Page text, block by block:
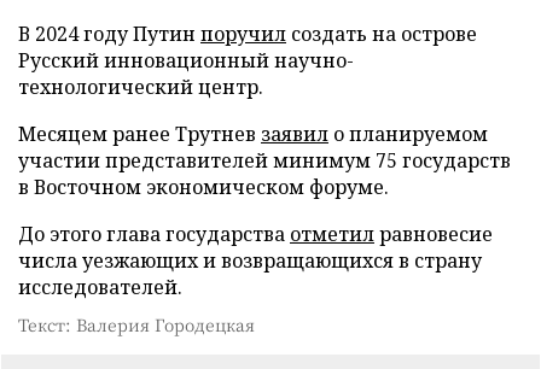
В 2024 году Путин поручил создать на острове
Русский инновационный научно-
технологический центр.
Месяцем ранее Трутнев заявил о планируемом
участии представителей минимум 75 государств
в Восточном экономическом форуме.
До этого глава государства отметилравновесие
числа уезжающих и возвращающихся в страну
исследователей.
Текст: Валерия Городецкая